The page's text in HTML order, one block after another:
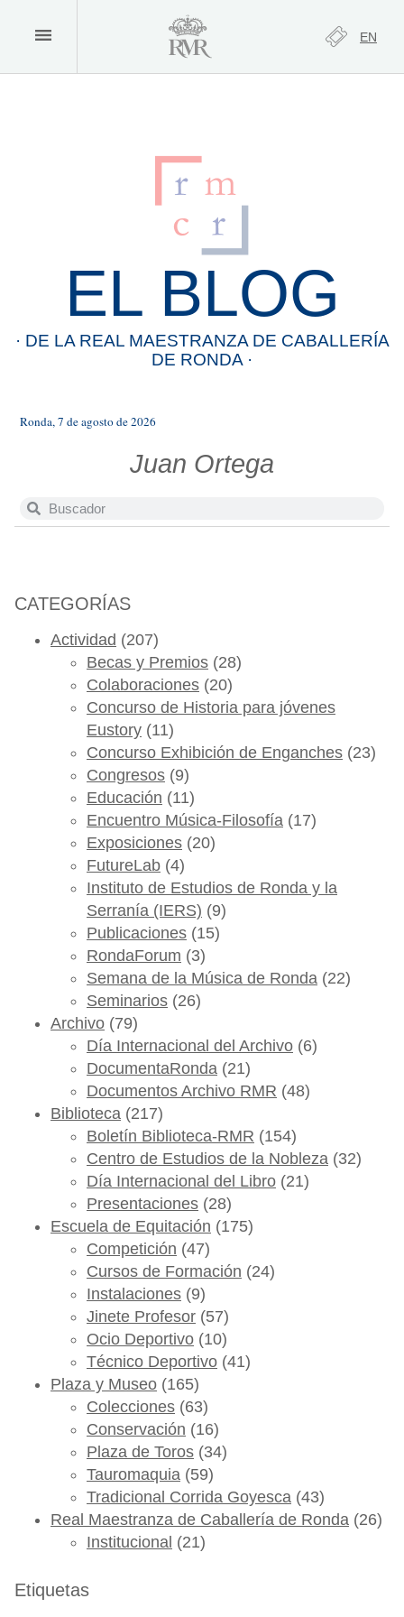
EN
EL BLOG
· DE LA REAL MAESTRANZA DE CABALLERÍA
DE RONDA ·
Ronda, 7 de agosto de 2026
Juan Ortega
CATEGORÍAS
Actividad (207)
Becas y Premios (28)
Colaboraciones (20)
Concurso de Historia para jóvenes
Eustory (11)
Concurso Exhibición de Enganches (23)
Congresos (9)
Educación (11)
Encuentro Música-Filosofía (17)
Exposiciones (20)
FutureLab (4)
Instituto de Estudios de Ronda y la
Serranía (IERS) (9)
Publicaciones (15)
RondaForum (3)
Semana de la Música de Ronda (22)
Seminarios (26)
Archivo (79)
Día Internacional del Archivo (6)
DocumentaRonda (21)
Documentos Archivo RMR (48)
Biblioteca (217)
Boletín Biblioteca-RMR (154)
Centro de Estudios de la Nobleza (32)
Día Internacional del Libro (21)
Presentaciones (28)
Escuela de Equitación (175)
Competición (47)
Cursos de Formación (24)
Instalaciones (9)
Jinete Profesor (57)
Ocio Deportivo (10)
Técnico Deportivo (41)
Plaza y Museo (165)
Colecciones (63)
Conservación (16)
Plaza de Toros (34)
Tauromaquia (59)
Tradicional Corrida Goyesca (43)
Real Maestranza de Caballería de Ronda (26)
Institucional (21)
Etiquetas